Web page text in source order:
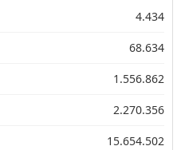
4.434
68.634
1.556.862
2.270.356
15.654.502